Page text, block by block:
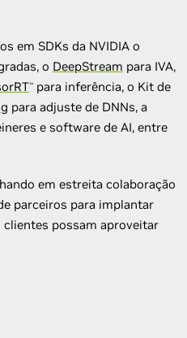
em SDKs da NVIDIA o
o DeepStream para IVA,
™
para inferência, o Kit de
para adjuste de DNNs, a
e software de AI, entre
em estreita colaboração
parceiros para implantar
possam aproveitar